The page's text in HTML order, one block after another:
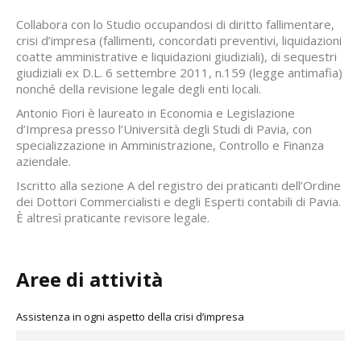
Collabora con lo Studio occupandosi di diritto fallimentare,
crisi d’impresa (fallimenti, concordati preventivi, liquidazioni
coatte amministrative e liquidazioni giudiziali), di sequestri
giudiziali ex D.L. 6 settembre 2011, n.159 (legge antimafia)
nonché della revisione legale degli enti locali.
Antonio Fiori è laureato in Economia e Legislazione
d’Impresa presso l’Università degli Studi di Pavia, con
specializzazione in Amministrazione, Controllo e Finanza
aziendale.
Iscritto alla sezione A del registro dei praticanti dell’Ordine
dei Dottori Commercialisti e degli Esperti contabili di Pavia.
È altresì praticante revisore legale.
Aree di attività
Assistenza in ogni aspetto della crisi d’impresa